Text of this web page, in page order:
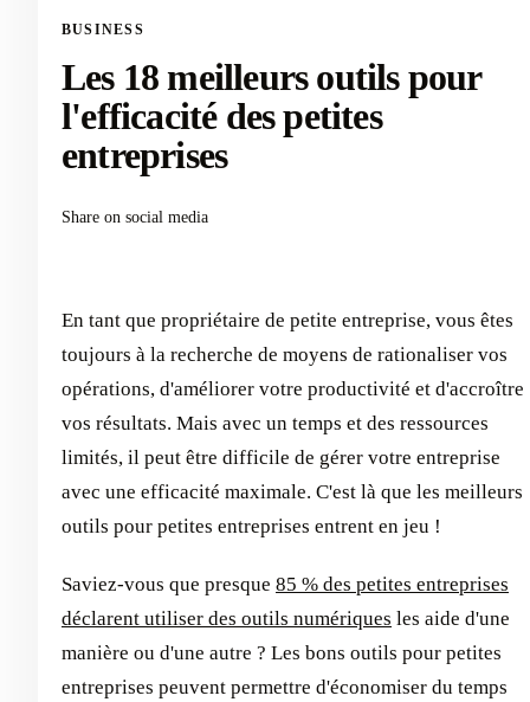
BUSINESS
Les 18 meilleurs outils pour
l'efficacité des petites
entreprises
Share on social media
En tant que propriétaire de petite entreprise, vous êtes
toujours à la recherche de moyens de rationaliser vos
opérations, d'améliorer votre productivité et d'accroître
vos résultats. Mais avec un temps et des ressources
limités, il peut être difficile de gérer votre entreprise
avec une efficacité maximale. C'est là que les meilleurs
outils pour petites entreprises entrent en jeu !
Saviez-vous que presque 85 % des petites entreprises
déclarent utiliser des outils numériques les aide d'une
manière ou d'une autre ? Les bons outils pour petites
entreprises peuvent permettre d'économiser du temps